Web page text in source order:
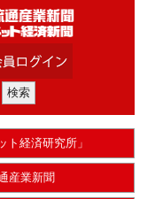
ト経済研究所」
産業新聞